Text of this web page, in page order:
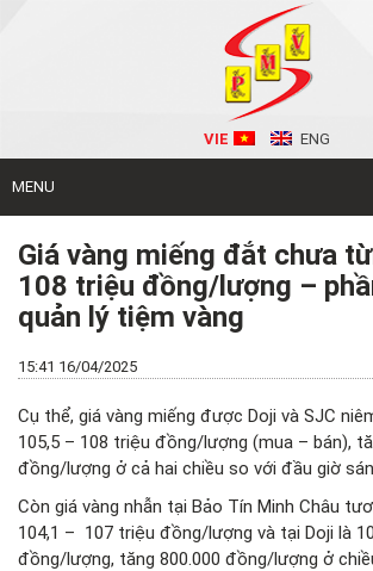
VIE ENG
MENU
Giá vàng miếng đắt chưa
108 triệu đồng/lượng –
quản lý tiệm vàng
15:41 16/04/2025
Cụ thể, giá vàng miếng được Doji và SJC
105,5 – 108 triệu đồng/lượng (mua – bán),
đồng/lượng ở cả hai chiều so với đầu giờ
Còn giá vàng nhẫn tại Bảo Tín Minh Châu
104,1 – 107 triệu đồng/lượng và tại Doji là
đồng/lượng, tăng 800.000 đồng/lượng ở